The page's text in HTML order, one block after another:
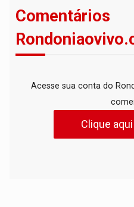
Comentários
Acesse sua conta do
Clique